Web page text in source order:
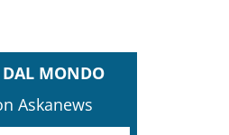
MONDO
Askanews